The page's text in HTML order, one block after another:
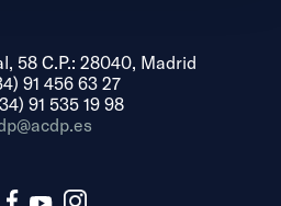
58 C.P.: 28040, Madrid
91 456 63 27
91 535 19 98